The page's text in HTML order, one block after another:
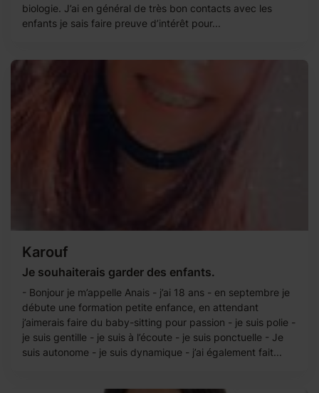
biologie. J’ai en général de très bon contacts avec les
enfants je sais faire preuve d’intérêt pour...
Karouf
Je souhaiterais garder des enfants.
- Bonjour je m’appelle Anais - j’ai 18 ans - en septembre je
débute une formation petite enfance, en attendant
j’aimerais faire du baby-sitting pour passion - je suis polie -
je suis gentille - je suis à l’écoute - je suis ponctuelle - Je
suis autonome - je suis dynamique - j’ai également fait...